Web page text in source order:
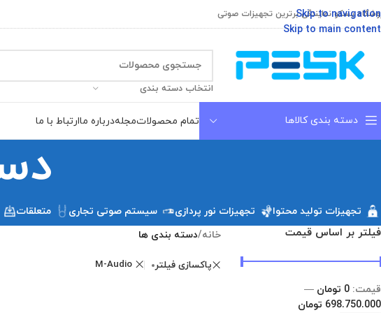
Skip to navigation
Skip to main content
پسکو نمایندگی برترین تجهیزات صوتی
انتخاب دسته بندی
دسته بندی کالاها تمام محصولاتمجلهدرباره ماارتباط با ما
تجهیزات تولید محتوا تجهیزات نور پردازی سیستم صوتی تجاری متعلقات
فیلتر بر اساس قیمت
قیمت: 0 تومان
—
698.750.000 تومان
خانه/دسته بندی ها
پاکسازی فیلتر M-Audio